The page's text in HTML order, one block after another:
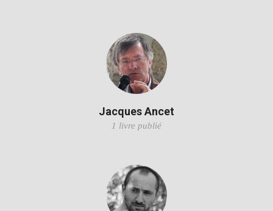
Jacques Ancet
1 livre publié